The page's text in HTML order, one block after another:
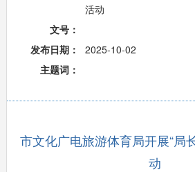
活动
文号：
发布日期：
2025-10-02
主题词：
市文化广电旅游体育局开展“局
动